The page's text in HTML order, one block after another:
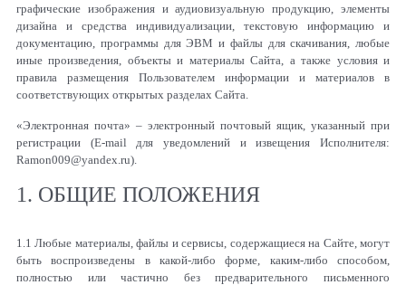
графические изображения и аудиовизуальную продукцию, элементы
дизайна и средства индивидуализации, текстовую информацию и
документацию, программы для ЭВМ и файлы для скачивания, любые
иные произведения, объекты и материалы Сайта, а также условия и
правила размещения Пользователем информации и материалов в
соответствующих открытых разделах Сайта.
«Электронная почта» – электронный почтовый ящик, указанный при
регистрации (E-mail для уведомлений и извещения Исполнителя:
Ramon009@yandex ru).
1. ОБЩИЕ ПОЛОЖЕНИЯ
1.1 Любые материалы, файлы и сервисы, содержащиеся на Сайте, могут
быть воспроизведены в какой-либо форме, каким-либо способом,
полностью или частично без предварительного письменного